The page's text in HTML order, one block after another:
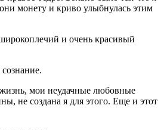
монету и криво улыбнулась этим
и очень красивый
жизнь, мои неудачные любовные
не создана я для этого. Еще и этот